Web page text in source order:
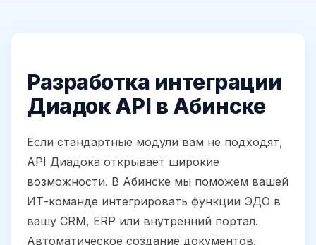
Разработка интеграции
Диадок API в Абинске
Если стандартные модули вам не подходят,
API Диадока открывает широкие
возможности. В Абинске мы поможем вашей
ИТ-команде интегрировать функции ЭДО в
вашу CRM, ERP или внутренний портал.
Автоматическое создание документов,